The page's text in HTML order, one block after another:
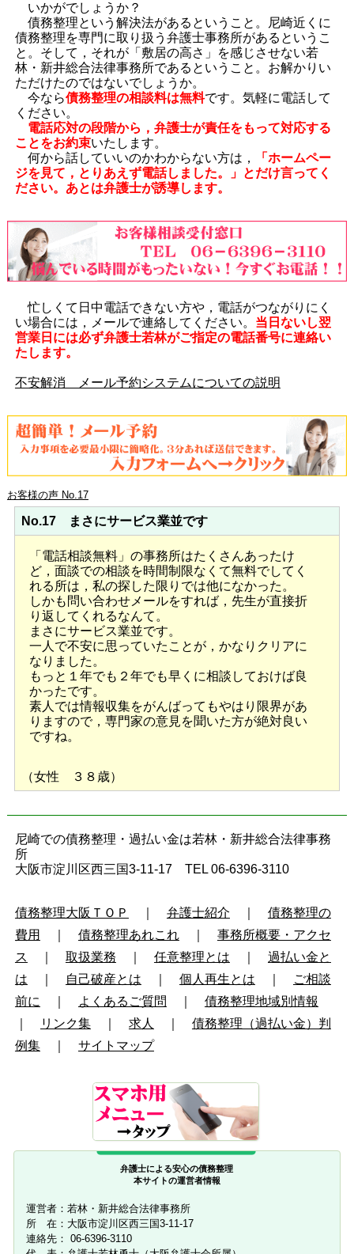
いかがでしょうか？
債務整理という解決法があるということ。尼崎近くに
債務整理を専門に取り扱う弁護士事務所があるというこ
と。そして，それが「敷居の高さ」を感じさせない若
林・新井総合法律事務所であるということ。お解かりい
ただけたのではないでしょうか。
今なら債務整理の相談料は無料です。気軽に電話して
ください。
電話応対の段階から，弁護士が責任をもって対応する
ことをお約束いたします。
何から話していいのかわからない方は，
「ホームペー
ジを見て，とりあえず電話しました。」とだけ言ってく
ださい。あとは弁護士が誘導します。
忙しくて日中電話できない方や，電話がつながりにく
い場合には，メールで連絡してください。 当日ないし翌
営業日には必ず弁護士若林がご指定の電話番号に連絡い
たします。
不安解消 メール予約システムについての説明
お客様の声 No.17
No.17 まさにサービス業並です
「電話相談無料」の事務所はたくさんあったけ
ど，面談での相談を時間制限なくて無料でしてく
れる所は，私の探した限りでは他になかった。
しかも問い合わせメールをすれば，先生が直接折
り返してくれるなんて。
まさにサービス業並です。
一人で不安に思っていたことが，かなりクリアに
なりました。
もっと１年でも２年でも早くに相談しておけば良
かったです。
素人では情報収集をがんばってもやはり限界があ
りますので，専門家の意見を聞いた方が絶対良い
ですね。
（女性 ３８歳）
尼崎での債務整理・過払い金は若林・新井総合法律事務
所
大阪市淀川区西三国3-11-17 TEL 06-6396-3110
債務整理大阪ＴＯＰ 弁護士紹介
債務整理の
費用
債務整理あれこれ｜ 事務所概要・アクセ
ス
取扱業務 任意整理とは
過払い金と
は
自己破産とは 個人再生とは
ご相談
前に
よくあるご質問
債務整理地域別情報
リンク集｜ 求人
債務整理（過払い金）判
例集｜ サイトマップ
弁護士による安心の債務整理
本サイトの運営者情報
運営者：若林・新井総合法律事務所
所 在：大阪市淀川区西三国3-11-17
連絡先： 06-6396-3110